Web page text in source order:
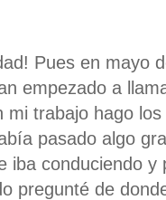
Pues en mayo
empezado a
mi trabajo hago
pasado algo
iba conduciendo
pregunté de